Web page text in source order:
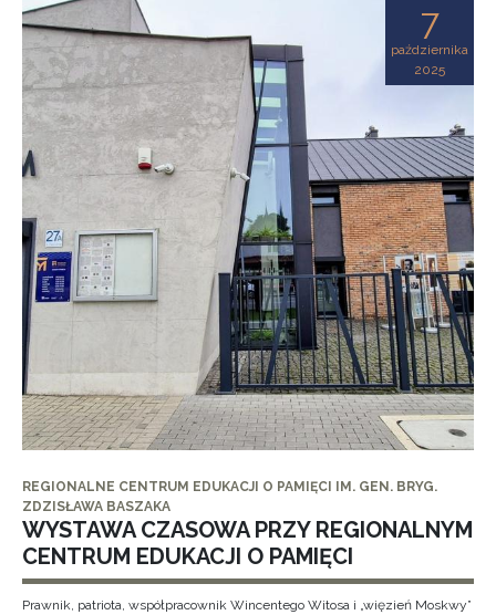
7
października
2025
REGIONALNE CENTRUM EDUKACJI O PAMIĘCI IM. GEN. BRYG.
ZDZISŁAWA BASZAKA
WYSTAWA CZASOWA PRZY REGIONALNYM
CENTRUM EDUKACJI O PAMIĘCI
Prawnik, patriota, współpracownik Wincentego Witosa i „więzień Moskwy”